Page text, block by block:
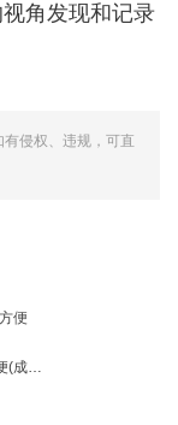
角发现和记录
侵权、违规，可直
旅游成都住哪里最方便(成都旅游攻略)